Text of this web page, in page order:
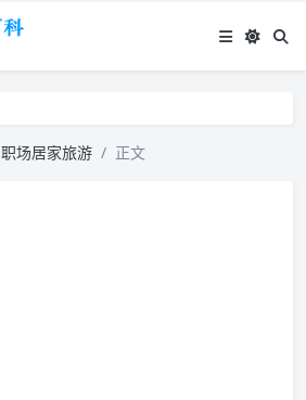
职场居家旅游 正文